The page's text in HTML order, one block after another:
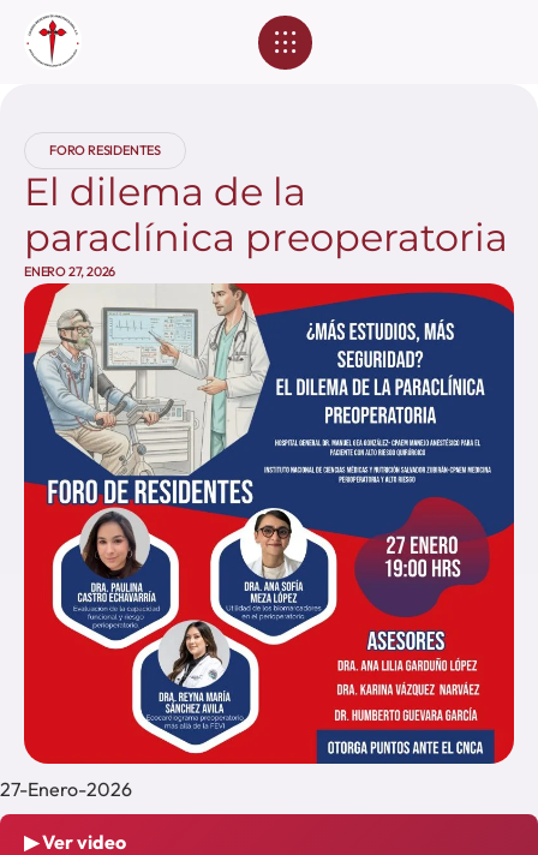
FORO RESIDENTES
El dilema de la
paraclínica preoperatoria
ENERO 27, 2026
27-Enero-2026
▶ Ver video